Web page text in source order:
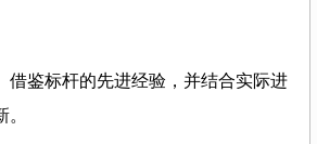
借鉴标杆的先进经验，并结合实际进